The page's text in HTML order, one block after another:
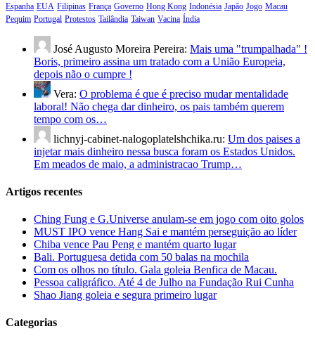
Espanha EUA Filipinas França Governo Hong Kong Indonésia Japão Jogo Macau
Pequim Portugal Protestos Tailândia Taiwan Vacina Índia
José Augusto Moreira Pereira: Mais uma "trumpalhada" !
Boris, primeiro assina um tratado com a União Europeia,
depois não o cumpre !
Vera: O problema é que é preciso mudar mentalidade
laboral! Não chega dar dinheiro, os pais também querem
tempo com os…
lichnyj-cabinet-nalogoplatelshchika.ru: Um dos paises a
injetar mais dinheiro nessa busca foram os Estados Unidos.
Em meados de maio, a administracao Trump…
Artigos recentes
Ching Fung e G.Universe anulam-se em jogo com oito golos
MUST IPO vence Hang Sai e mantém perseguição ao líder
Chiba vence Pau Peng e mantém quarto lugar
Bali. Portuguesa detida com 50 balas na mochila
Com os olhos no título. Gala goleia Benfica de Macau.
Pessoa caligráfico. Até 4 de Julho na Fundação Rui Cunha
Shao Jiang goleia e segura primeiro lugar
Categorias